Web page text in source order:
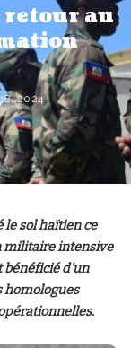
retour au
2024
le sol haïtien ce
militaire intensive
d’un
homologues